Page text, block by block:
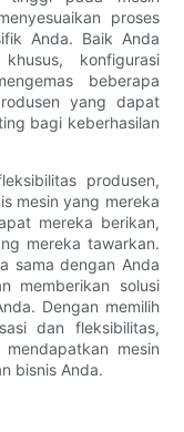
proses
Anda. Baik Anda
konfigurasi
beberapa
yang dapat
bagi keberhasilan
produsen,
mesin yang mereka
mereka berikan,
mereka tawarkan.
sama dengan Anda
memberikan solusi
Dengan memilih
dan fleksibilitas,
mesin
bisnis Anda.